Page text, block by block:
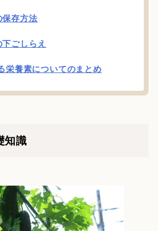
保存方法
ごしらえ
栄養素についてのまとめ
知識